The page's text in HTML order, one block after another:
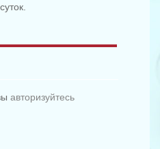
авторизуйтесь